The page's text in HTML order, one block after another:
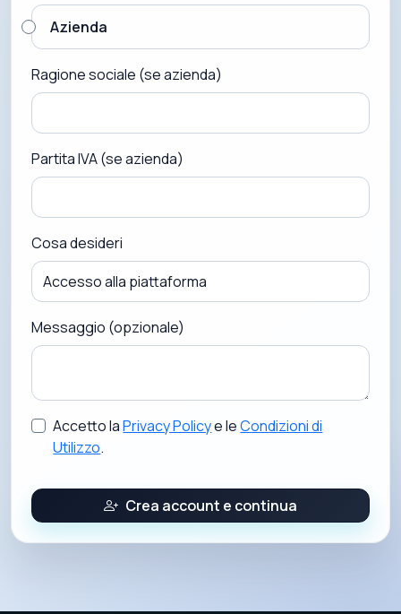
Azienda
Ragione sociale (se azienda)
Partita IVA (se azienda)
Cosa desideri
Messaggio (opzionale)
Accetto laPrivacy Policye leCondizioni di
Utilizzo.
Crea account e continua